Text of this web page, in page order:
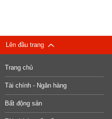
Lên đầu trang
Trang chủ
Tài chính - Ngân hàng
Bất động sản